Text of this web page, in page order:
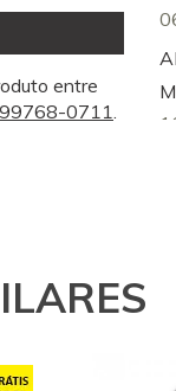
entre
0711.